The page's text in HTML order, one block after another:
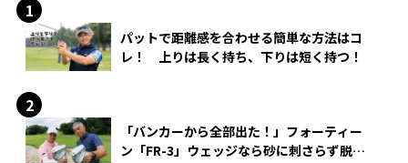
パットで距離感を合わせる簡単な方法はコ
レ！ 上りは長く持ち、下りは短く持つ！
「バンカーから全部出た！」フォーティー
ン「FR-3」ウェッジなら砂に刺さらず脱出